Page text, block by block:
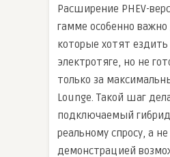
Расширение PHEV-
гамме особенно важно
которые хотят ездить
электротяге, но не
только за
Lounge. Такой шаг
подключаемый
реальному спросу, а
демонстрацией